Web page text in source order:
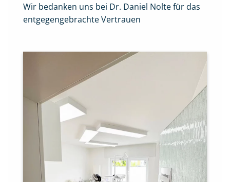
Wir bedanken uns bei Dr. Daniel Nolte für das
entgegengebrachte Vertrauen